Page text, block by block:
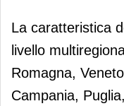
La caratteristica
livello
Romagna,
Campania,